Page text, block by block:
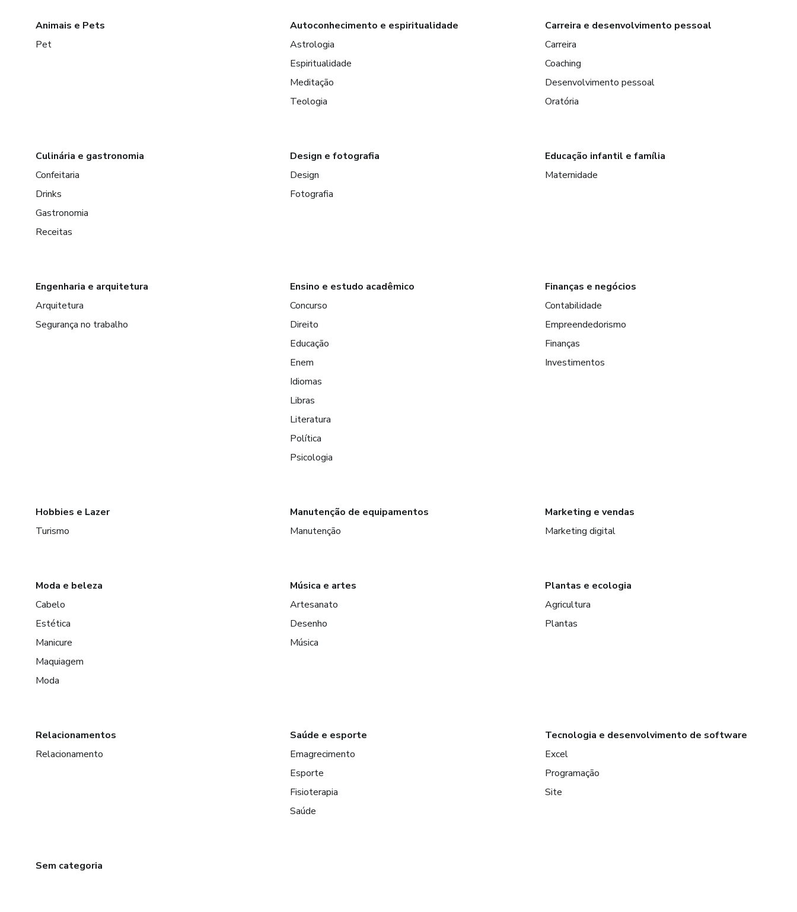
Animais e Pets
Pet
Autoconhecimento e espiritualidade
Astrologia
Espiritualidade
Meditação
Teologia
Carreira e desenvolvimento pessoal
Carreira
Coaching
Desenvolvimento pessoal
Oratória
Culinária e gastronomia
Confeitaria
Drinks
Gastronomia
Receitas
Design e fotografia
Design
Fotografia
Educação infantil e família
Maternidade
Engenharia e arquitetura
Arquitetura
Segurança no trabalho
Ensino e estudo acadêmico
Concurso
Direito
Educação
Enem
Idiomas
Libras
Literatura
Política
Psicologia
Finanças e negócios
Contabilidade
Empreendedorismo
Finanças
Investimentos
Hobbies e Lazer
Turismo
Manutenção de equipamentos
Manutenção
Marketing e vendas
Marketing digital
Moda e beleza
Cabelo
Estética
Manicure
Maquiagem
Moda
Música e artes
Artesanato
Desenho
Música
Plantas e ecologia
Agricultura
Plantas
Relacionamentos
Relacionamento
Saúde e esporte
Emagrecimento
Esporte
Fisioterapia
Saúde
Tecnologia e desenvolvimento de software
Excel
Programação
Site
Sem categoria